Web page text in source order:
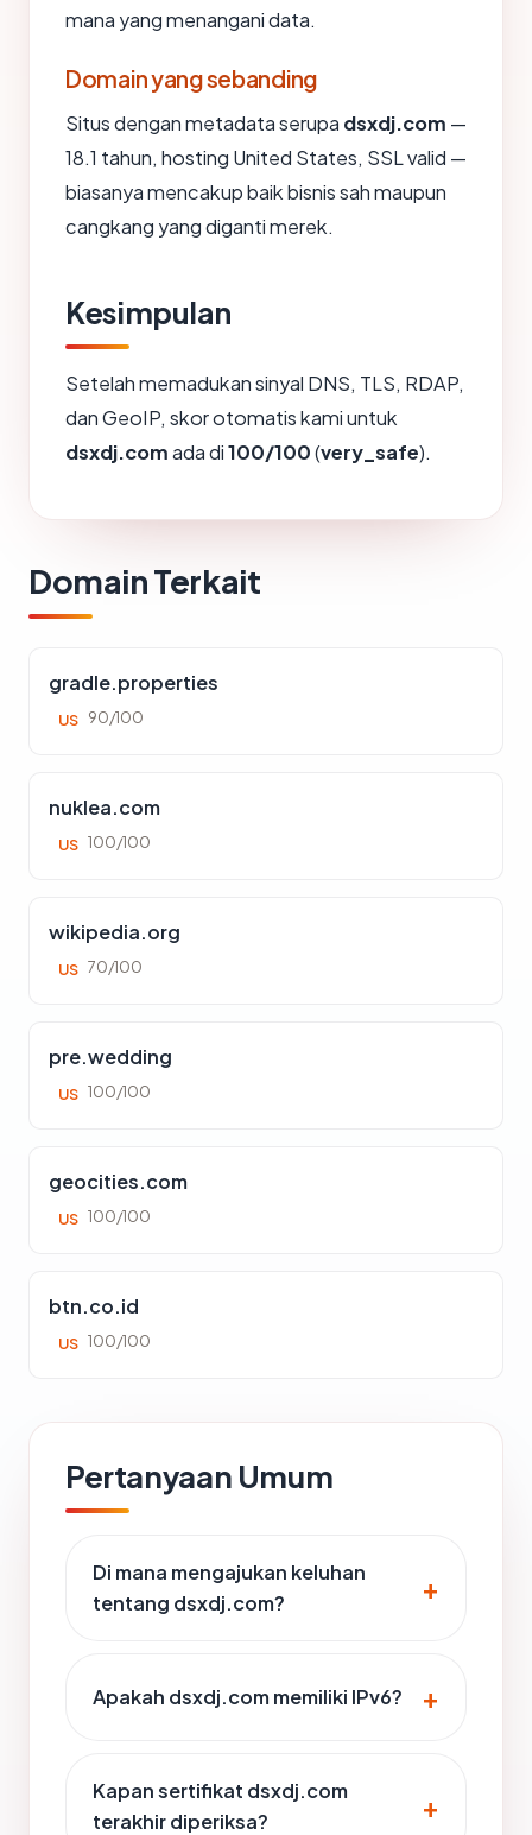
mana yang menangani data.
Domain yang sebanding
Situs dengan metadata serupa dsxdj.com —
18.1 tahun, hosting United States, SSL valid —
biasanya mencakup baik bisnis sah maupun
cangkang yang diganti merek.
Kesimpulan
Setelah memadukan sinyal DNS, TLS, RDAP,
dan GeoIP, skor otomatis kami untuk
dsxdj.comada di100/100(very_safe).
Domain Terkait
gradle.properties
US 90/100
nuklea.com
US 100/100
wikipedia.org
US 70/100
pre.wedding
US 100/100
geocities.com
US 100/100
btn.co.id
US 100/100
Pertanyaan Umum
Di mana mengajukan keluhan
tentang dsxdj.com?
Apakah dsxdj.com memiliki IPv6?
Kapan sertifikat dsxdj.com
terakhir diperiksa?